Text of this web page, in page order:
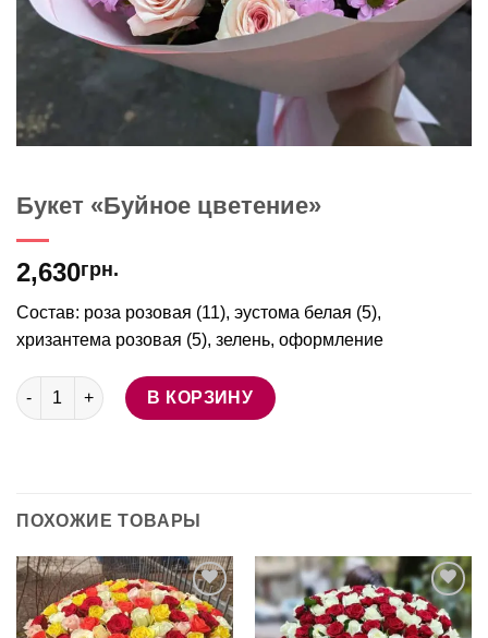
Букет «Буйное цветение»
2,630грн.
Состав: роза розовая (11), эустома белая (5),
хризантема розовая (5), зелень, оформление
Количество товара Букет "Буйное цветение"
В КОРЗИНУ
ПОХОЖИЕ ТОВАРЫ
В
избранное
В
избранное